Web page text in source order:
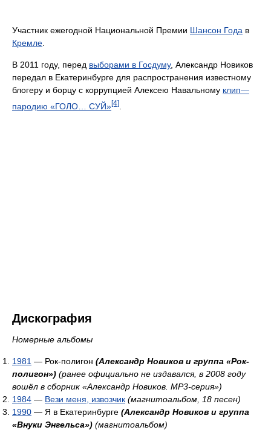
Участник ежегодной Национальной Премии Шансон Года в
Кремле
В 2011 году, перед выборами в Госдуму, Александр Новиков
передал в Екатеринбурге для распространения известному
блогеру и борцу с коррупцией Алексею Навальному клип—
пародию «ГОЛО… СУЙ»[4]
Дискография
Номерные альбомы
1981 — Рок-полигон (Александр Новиков и группа «Рок-
полигон») (ранее официально не издавался, в 2008 году
вошёл в сборник «Александр Новиков. MP3-серия»)
1984 — Вези меня, извозчик (магнитоальбом, 18 песен)
1990 — Я в Екатеринбурге (Александр Новиков и группа
«Внуки Энгельса») (магнитоальбом)